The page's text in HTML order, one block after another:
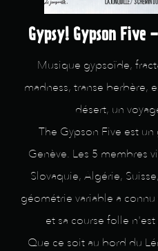
Gypsy! Gypson
Musique gypsoïde,
madness, transe berbère,
désert, un
The Gypson Five est
Genève. Les 5 membres
Slovaquie, Algérie,
géométrie variable a
et sa course folle
Que ce soit au bord du